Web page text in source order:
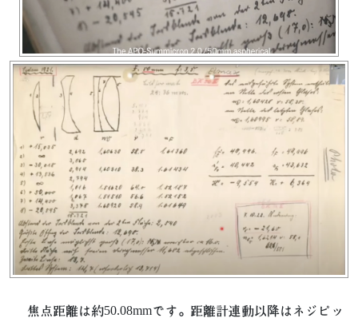
焦点距離は約50.08mmです。距離計連動以降はネジピッ